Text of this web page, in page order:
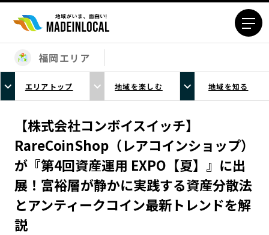
エリアから探す
北海道エリア
青森エリア
岩手エリア
秋田エリア
山形エリア
福島エリア
茨城エリア
栃木エリア
群馬エリア
埼玉エリア
千葉エリア
東京23区エリア
多摩エリア
神奈川エリア
福岡エリア
エリアトップ 地域を楽しむ 地域を知る
【株式会社コンボイスイッチ】
RareCoinShop（レアコインショップ）
が『第4回資産運用 EXPO【夏】』に出
展！富裕層が静かに実践する資産分散法
とアンティークコイン最新トレンドを解
説